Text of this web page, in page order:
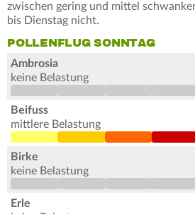
zwischen gering und mittel
bis Dienstag nicht.
POLLENFLUG SONNTAG
Ambrosia
keine Belastung
Beifuss
mittlere Belastung
Birke
keine Belastung
Erle